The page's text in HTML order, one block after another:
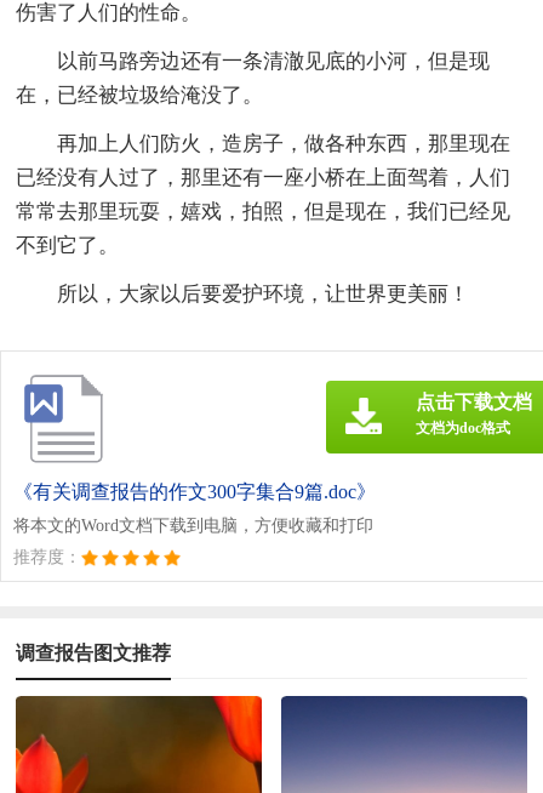
伤害了人们的性命。
以前马路旁边还有一条清澈见底的小河，但是现
在，已经被垃圾给淹没了。
再加上人们防火，造房子，做各种东西，那里现在
已经没有人过了，那里还有一座小桥在上面驾着，人们
常常去那里玩耍，嬉戏，拍照，但是现在，我们已经见
不到它了。
所以，大家以后要爱护环境，让世界更美丽！
《有关调查报告的作文300字集合9篇.doc》
将本文的Word文档下载到电脑，方便收藏和打印
推荐度：
点击下载文档
文档为doc格式
调查报告图文推荐